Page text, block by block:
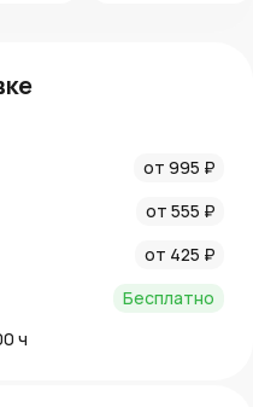
от 995 ₽
от 555 ₽
от 425 ₽
Бесплатно
ч